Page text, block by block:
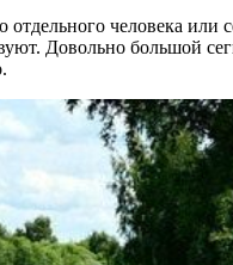
человека
Довольно большой